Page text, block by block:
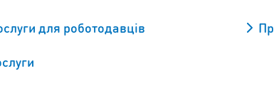
для роботодавців